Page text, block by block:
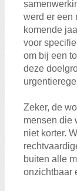
werd er een
komende
voor
om bij een
deze
Zeker, de
mensen die
niet korter.
buiten alle
onzichtbaar